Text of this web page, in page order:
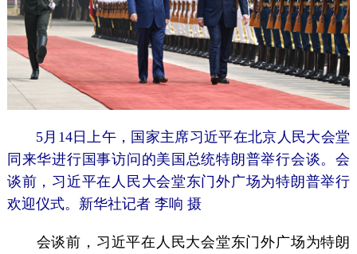
5月14日上午，国家主席习近平在北京人民大会堂
同来华进行国事访问的美国总统特朗普举行会谈。会
谈前，习近平在人民大会堂东门外广场为特朗普举行
欢迎仪式。新华社记者 李响 摄
会谈前，习近平在人民大会堂东门外广场为特朗